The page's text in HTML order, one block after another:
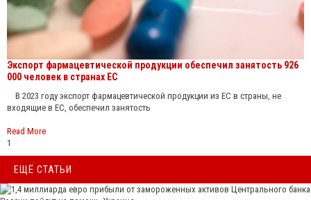
Экспорт фармацевтической продукции обеспечил занятость 926
000 человек в странах ЕС
В 2023 году экспорт фармацевтической продукции из ЕС в страны, не
входящие в ЕС, обеспечил занятость
Read More
1
ЕЩЁ СТАТЬИ